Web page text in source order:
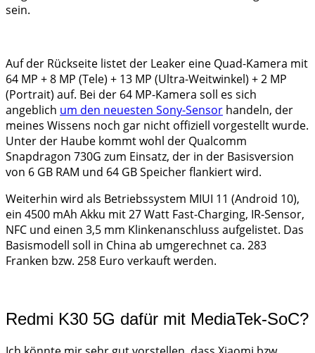
sein.
Auf der Rückseite listet der Leaker eine Quad-Kamera mit
64 MP + 8 MP (Tele) + 13 MP (Ultra-Weitwinkel) + 2 MP
(Portrait) auf. Bei der 64 MP-Kamera soll es sich
angeblich um den neuesten Sony-Sensor handeln, der
meines Wissens noch gar nicht offiziell vorgestellt wurde.
Unter der Haube kommt wohl der Qualcomm
Snapdragon 730G zum Einsatz, der in der Basisversion
von 6 GB RAM und 64 GB Speicher flankiert wird.
Weiterhin wird als Betriebssystem MIUI 11 (Android 10),
ein 4500 mAh Akku mit 27 Watt Fast-Charging, IR-Sensor,
NFC und einen 3,5 mm Klinkenanschluss aufgelistet. Das
Basismodell soll in China ab umgerechnet ca. 283
Franken bzw. 258 Euro verkauft werden.
Redmi K30 5G dafür mit MediaTek-SoC?